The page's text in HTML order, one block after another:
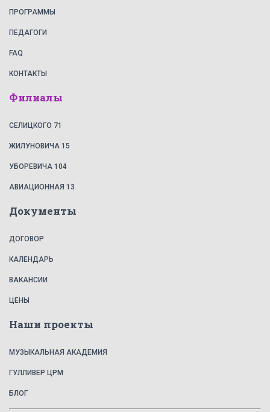
ПРОГРАММЫ
ПЕДАГОГИ
FAQ
КОНТАКТЫ
Филиалы
СЕЛИЦКОГО 71
ЖИЛУНОВИЧА 15
УБОРЕВИЧА 104
АВИАЦИОННАЯ 13
Документы
ДОГОВОР
КАЛЕНДАРЬ
ВАКАНСИИ
ЦЕНЫ
Наши проекты
МУЗЫКАЛЬНАЯ АКАДЕМИЯ
ГУЛЛИВЕР ЦРМ
БЛОГ